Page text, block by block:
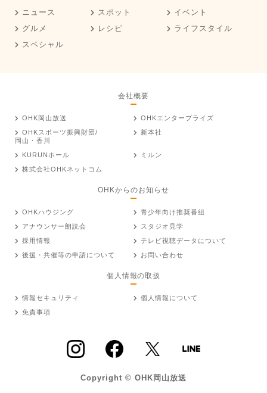
ニュース スポット
イベント
グルメ
レシピ
ライフスタイル
スペシャル
会社概要
OHK岡山放送
OHKエンタープライズ
OHKスポーツ振興財団/
岡山・香川
新本社
KURUNホール
ミルン
株式会社OHKネットコム
OHKからのお知らせ
OHKハウジング
青少年向け推奨番組
アナウンサー朗読会
スタジオ見学
採用情報
テレビ視聴データについて
後援・共催等の申請について
お問い合わせ
個人情報の取扱
情報セキュリティ
個人情報について
免責事項
Copyright © OHK岡山放送